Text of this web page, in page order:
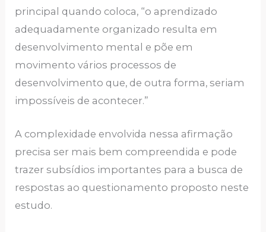
principal quando coloca, “o aprendizado
adequadamente organizado resulta em
desenvolvimento mental e põe em
movimento vários processos de
desenvolvimento que, de outra forma, seriam
impossíveis de acontecer.”
A complexidade envolvida nessa afirmação
precisa ser mais bem compreendida e pode
trazer subsídios importantes para a busca de
respostas ao questionamento proposto neste
estudo.